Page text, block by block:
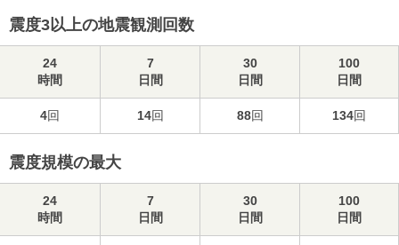
震度3以上の地震観測回数
24
時間
7
日間
30
日間
100
日間
4回 14回 88回 134回
震度規模の最大
24
時間
7
日間
30
日間
100
日間